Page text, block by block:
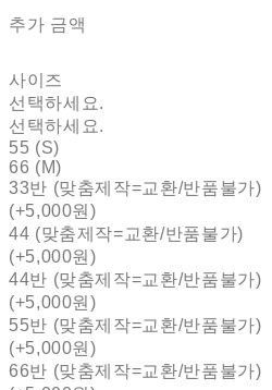
추가 금액
사이즈
선택하세요.
선택하세요.
55 (S)
66 (M)
33반 (맞춤제작=교환/반품불가)
(+5,000원)
44 (맞춤제작=교환/반품불가)
(+5,000원)
44반 (맞춤제작=교환/반품불가)
(+5,000원)
55반 (맞춤제작=교환/반품불가)
(+5,000원)
66반 (맞춤제작=교환/반품불가)